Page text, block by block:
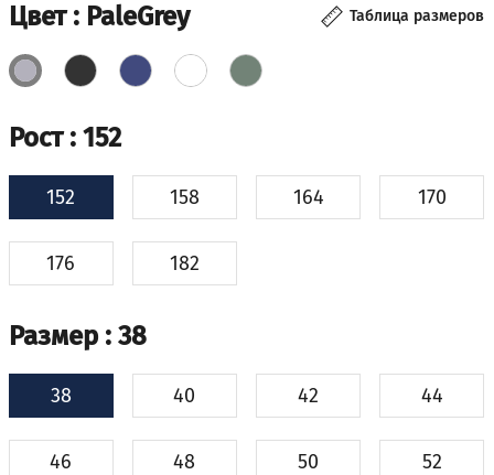
Цвет: PaleGrey Таблица размеров
Рост: 152
152 158 164 170
176 182
Размер : 38
38 40 42 44
46 48 50 52